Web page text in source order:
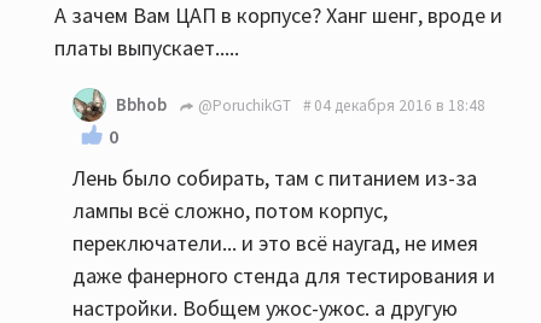
А зачем Вам ЦАП в корпусе? Ханг шенг, вроде и
платы выпускает.....
Bbhob @PoruchikGT 04 декабря 2016 в 18:48
0
Лень было собирать, там с питанием из-за
лампы всё сложно, потом корпус,
переключатели... и это всё наугад, не имея
даже фанерного стенда для тестирования и
настройки. Вобщем ужос-ужос. а другую